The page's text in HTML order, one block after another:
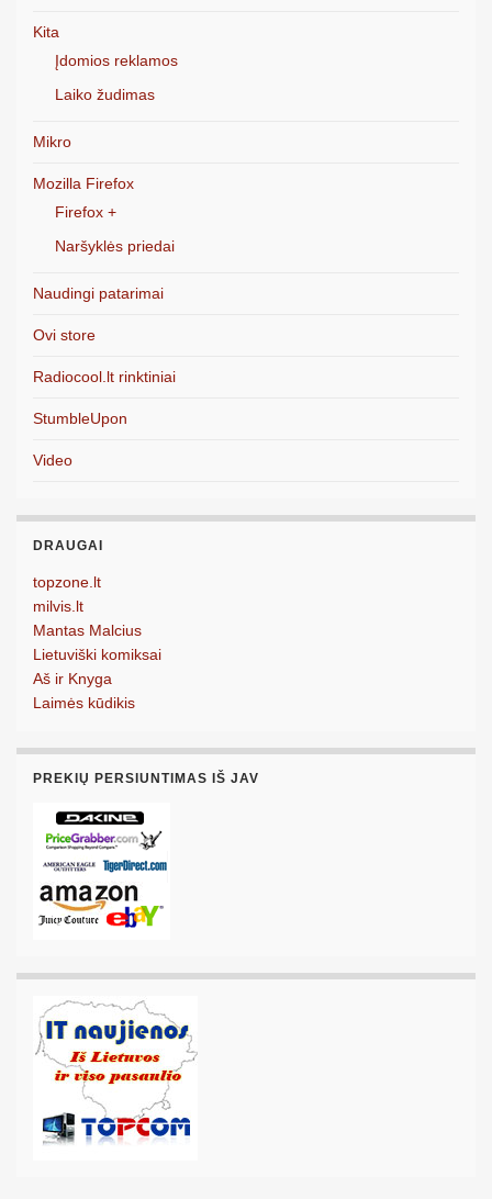
Kita
Įdomios reklamos
Laiko žudimas
Mikro
Mozilla Firefox
Firefox +
Naršyklės priedai
Naudingi patarimai
Ovi store
Radiocool.lt rinktiniai
StumbleUpon
Video
DRAUGAI
topzone.lt
milvis.lt
Mantas Malcius
Lietuviški komiksai
Aš ir Knyga
Laimės kūdikis
PREKIŲ PERSIUNTIMAS IŠ JAV